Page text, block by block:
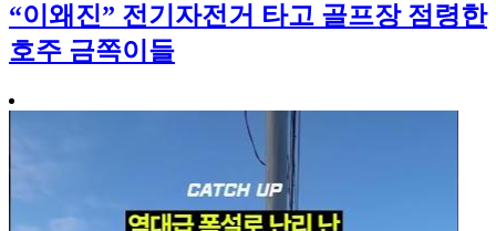
“이왜진” 전기자전거 타고 골프장 점령한
호주 금쪽이들